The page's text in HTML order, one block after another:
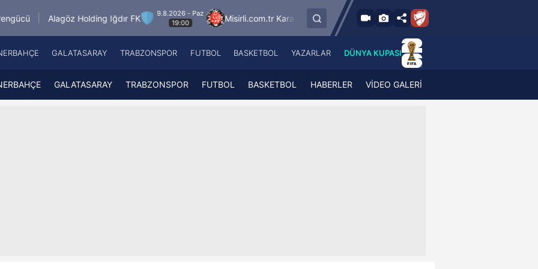
Holding Iğdır FK
9.8.2026 - Paz
19:00
Misirli.com.tr Karagümrük SMS Grup Sarıyerspor
9.8.2026 - Paz
19:00
Fenerbahçe
Galatasaray
A Spor
ATV
A Haber Radyo
A Spor Radyo
A News Radio
GALATASARAY TRABZONSPOR FUTBOL BASKETBOL YAZARLAR DÜNYA KUPASI
GALATASARAY TRABZONSPOR FUTBOL BASKETBOL HABERLER VİDEO GALERİ